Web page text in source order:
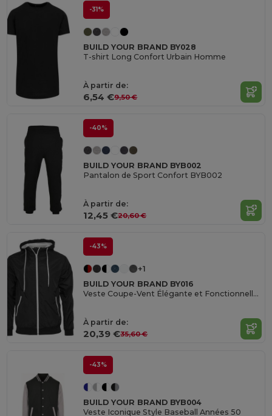
-31%
BUILD YOUR BRAND BY028
T-shirt Long Confort Urbain Homme
À partir de:
6,54 €9,50 €
-40%
BUILD YOUR BRAND BYB002
Pantalon de Sport Confort BYB002
À partir de:
12,45 €20,60 €
-43%
+1
BUILD YOUR BRAND BY016
Veste Coupe-Vent Élégante et Fonctionnelle pour Hommes
À partir de:
20,39 €35,60 €
-43%
BUILD YOUR BRAND BYB004
Veste Iconique Style Baseball Années 50